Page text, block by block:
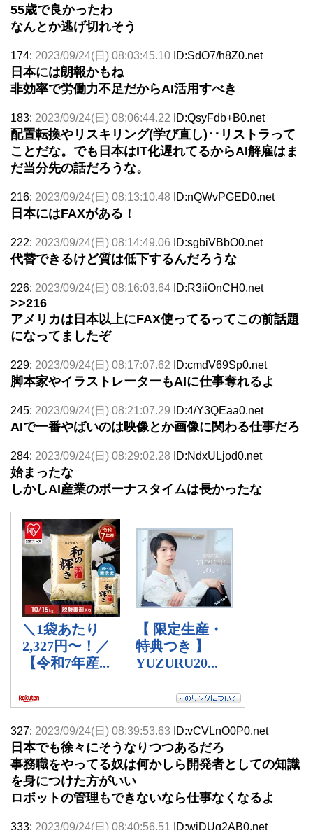
55歳で良かったわ
なんとか逃げ切れそう
174: 2023/09/24(日) 08:03:45.10 ID:SdO7/h8Z0.net
日本には朗報かもね
非効率で労働力不足だからAI活用すべき
183: 2023/09/24(日) 08:06:44.22 ID:QsyFdb+B0.net
配置転換やリスキリング(学び直し)･･リストラって
ことだな。でも日本はIT化遅れてるからAI解雇はま
だ当分先の話だろうな。
216: 2023/09/24(日) 08:13:10.48 ID:nQWvPGED0.net
日本にはFAXがある！
222: 2023/09/24(日) 08:14:49.06 ID:sgbiVBbO0.net
代替できるけど質は低下するんだろうな
226: 2023/09/24(日) 08:16:03.64 ID:R3iiOnCH0.net
>>216
アメリカは日本以上にFAX使ってるってこの前話題
になってましたぞ
229: 2023/09/24(日) 08:17:07.62 ID:cmdV69Sp0.net
脚本家やイラストレーターもAIに仕事奪れるよ
245: 2023/09/24(日) 08:21:07.29 ID:4/Y3QEaa0.net
AIで一番やばいのは映像とか画像に関わる仕事だろ
284: 2023/09/24(日) 08:29:02.28 ID:NdxULjod0.net
始まったな
しかしAI産業のボーナスタイムは長かったな
327: 2023/09/24(日) 08:39:53.63 ID:vCVLnO0P0.net
日本でも徐々にそうなりつつあるだろ
事務職をやってる奴は何かしら開発者としての知識
を身につけた方がいい
ロボットの管理もできないなら仕事なくなるよ
333: 2023/09/24(日) 08:40:56.51 ID:wiDUg2AB0.net